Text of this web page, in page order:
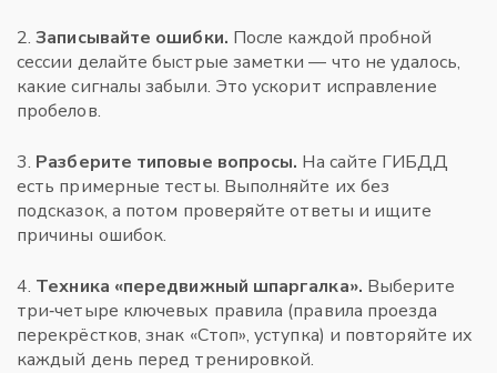
2.Записывайте ошибки. После каждой пробной
сессии делайте быстрые заметки — что не удалось,
какие сигналы забыли. Это ускорит исправление
пробелов.
3. Разберите типовые вопросы. На сайте ГИБДД
есть примерные тесты. Выполняйте их без
подсказок, а потом проверяйте ответы и ищите
причины ошибок.
4. Техника «передвижный шпаргалка». Выберите
три‑четыре ключевых правила (правила проезда
перекрёстков, знак «Стоп», уступка) и повторяйте их
каждый день перед тренировкой.